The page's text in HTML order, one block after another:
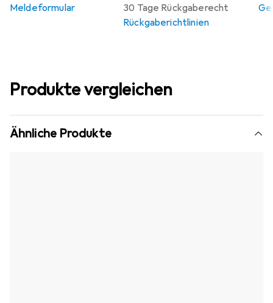
30 Tage Rückgaberecht
Rückgaberichtlinien
Meldeformular
Produkte vergleichen
Ähnliche Produkte